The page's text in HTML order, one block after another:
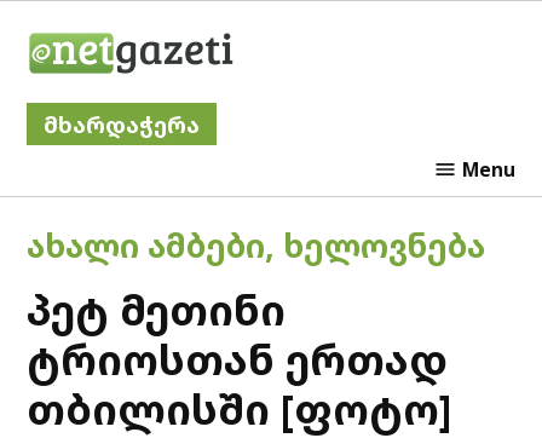
მხარდაჭერა
Menu
POSTED
IN
ᲐᲮᲐᲚᲘ ᲐᲛᲑᲔᲑᲘ, ᲮᲔᲚᲝᲕᲜᲔᲑᲐ
პეტ მეთინი
ტრიოსთან ერთად
თბილისში [ფოტო]